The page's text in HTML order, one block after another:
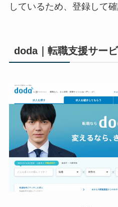
しているため、登録して
doda｜転職支援サー